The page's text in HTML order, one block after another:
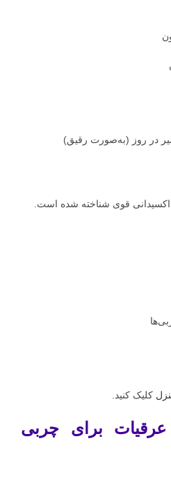
قوی شناخته شده است.
کلیک کنید.
برای چربی